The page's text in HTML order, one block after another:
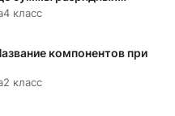
4 класс
компонентов при
2 класс